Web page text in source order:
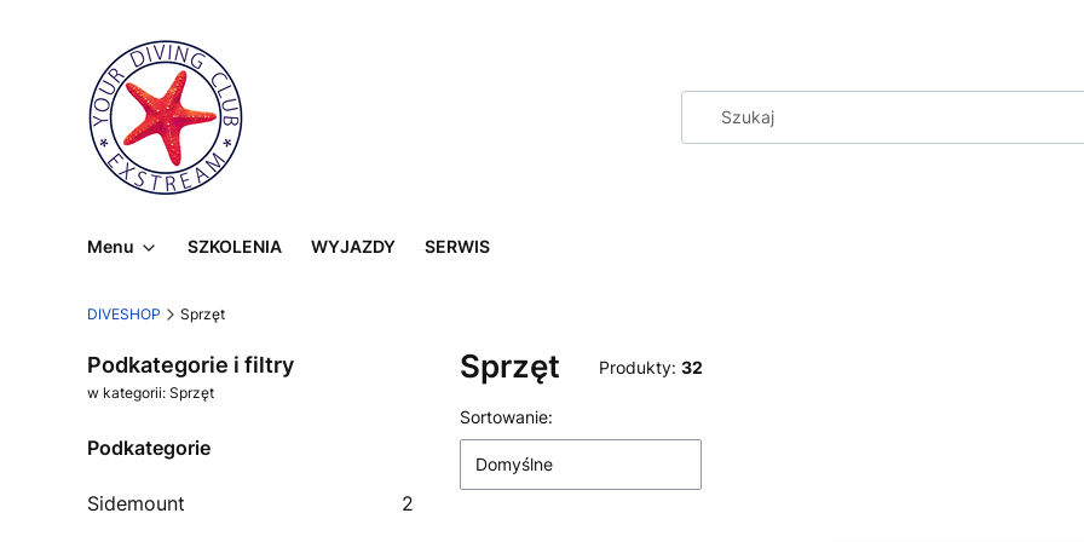
Menu SZKOLENIA WYJAZDY SERWIS
DIVESHOP Sprzęt
Podkategorie i filtry
w kategorii: Sprzęt
Podkategorie
Sidemount 2
Sprzęt Produkty: 32
Lista produktów
Sortowanie:
Domyślne